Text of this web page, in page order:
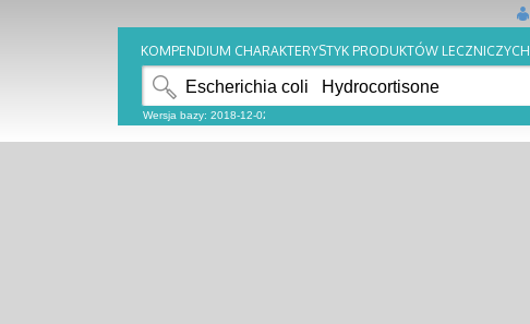
KOMPENDIUM CHARAKTERYSTYK PRODUKTÓW LECZNICZYCH